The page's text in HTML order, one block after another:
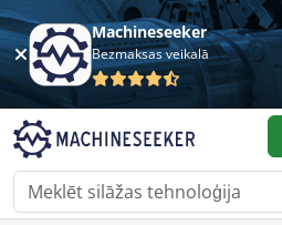
Machineseeker
Bezmaksas veikalā